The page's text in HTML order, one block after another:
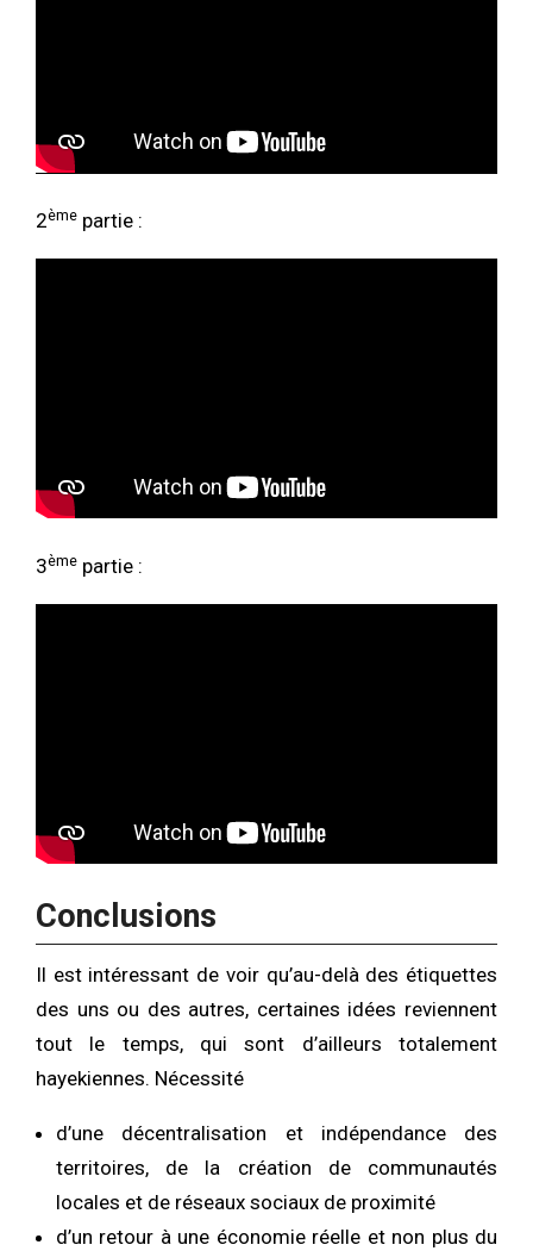
2ème partie :
3ème partie :
Conclusions
Il est intéressant de voir qu’au-delà des étiquettes
des uns ou des autres, certaines idées reviennent
tout le temps, qui sont d’ailleurs totalement
hayekiennes. Nécessité
d’une décentralisation et indépendance des
territoires, de la création de communautés
locales et de réseaux sociaux de proximité
d’un retour à une économie réelle et non plus du